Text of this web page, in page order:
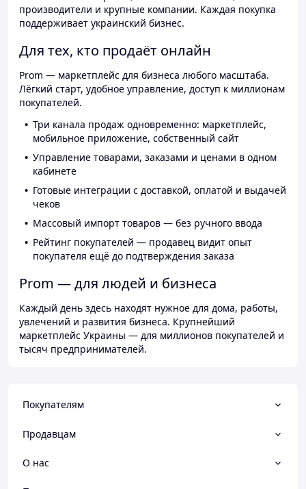
производители и крупные компании. Каждая покупка
поддерживает украинский бизнес.
Для тех, кто продаёт онлайн
Prom — маркетплейс для бизнеса любого масштаба.
Лёгкий старт, удобное управление, доступ к миллионам
покупателей.
Три канала продаж одновременно: маркетплейс,
мобильное приложение, собственный сайт
Управление товарами, заказами и ценами в одном
кабинете
Готовые интеграции с доставкой, оплатой и выдачей
чеков
Массовый импорт товаров — без ручного ввода
Рейтинг покупателей — продавец видит опыт
покупателя ещё до подтверждения заказа
Prom — для людей и бизнеса
Каждый день здесь находят нужное для дома, работы,
увлечений и развития бизнеса. Крупнейший
маркетплейс Украины — для миллионов покупателей и
тысяч предпринимателей.
Покупателям
Продавцам
О нас